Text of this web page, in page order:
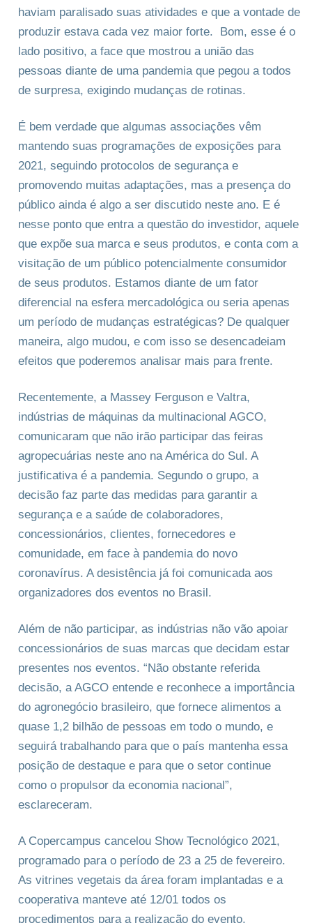
haviam paralisado suas atividades e que a vontade de
produzir estava cada vez maior forte. Bom, esse é o
lado positivo, a face que mostrou a união das
pessoas diante de uma pandemia que pegou a todos
de surpresa, exigindo mudanças de rotinas.
É bem verdade que algumas associações vêm
mantendo suas programações de exposições para
2021, seguindo protocolos de segurança e
promovendo muitas adaptações, mas a presença do
público ainda é algo a ser discutido neste ano. E é
nesse ponto que entra a questão do investidor, aquele
que expõe sua marca e seus produtos, e conta com a
visitação de um público potencialmente consumidor
de seus produtos. Estamos diante de um fator
diferencial na esfera mercadológica ou seria apenas
um período de mudanças estratégicas? De qualquer
maneira, algo mudou, e com isso se desencadeiam
efeitos que poderemos analisar mais para frente.
Recentemente, a Massey Ferguson e Valtra,
indústrias de máquinas da multinacional AGCO,
comunicaram que não irão participar das feiras
agropecuárias neste ano na América do Sul. A
justificativa é a pandemia. Segundo o grupo, a
decisão faz parte das medidas para garantir a
segurança e a saúde de colaboradores,
concessionários, clientes, fornecedores e
comunidade, em face à pandemia do novo
coronavírus. A desistência já foi comunicada aos
organizadores dos eventos no Brasil.
Além de não participar, as indústrias não vão apoiar
concessionários de suas marcas que decidam estar
presentes nos eventos. “Não obstante referida
decisão, a AGCO entende e reconhece a importância
do agronegócio brasileiro, que fornece alimentos a
quase 1,2 bilhão de pessoas em todo o mundo, e
seguirá trabalhando para que o país mantenha essa
posição de destaque e para que o setor continue
como o propulsor da economia nacional”,
esclareceram.
A Copercampus cancelou Show Tecnológico 2021,
programado para o período de 23 a 25 de fevereiro.
As vitrines vegetais da área foram implantadas e a
cooperativa manteve até 12/01 todos os
procedimentos para a realização do evento,